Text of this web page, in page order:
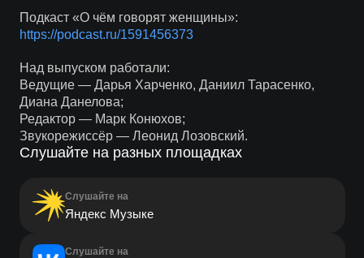
Подкаст «О чём говорят женщины»:
https://podcast.ru/1591456373
Над выпуском работали:
Ведущие — Дарья Харченко, Даниил Тарасенко,
Диана Данелова;
Редактор — Марк Конюхов;
Звукорежиссёр — Леонид Лозовский.
Слушайте на разных площадках
Слушайте на
Яндекс Музыке
Слушайте на